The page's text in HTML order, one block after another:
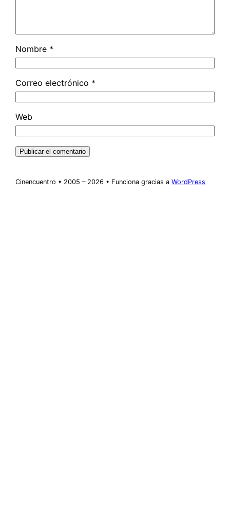
Nombre *
Correo electrónico *
Web
Cinencuentro • 2005 – 2026 • Funciona gracias aWordPress